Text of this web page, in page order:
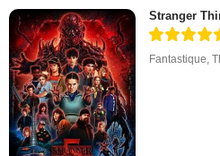
Stranger
Fantastique,